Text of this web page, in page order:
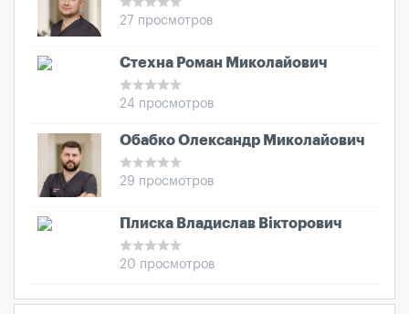
27 просмотров
Стехна Роман Миколайович
24 просмотров
Обабко Олександр Миколайович
29 просмотров
Плиска Владислав Вікторович
20 просмотров